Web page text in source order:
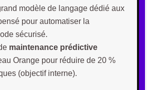
modèle de langage dédié aux
pour automatiser la
sécurisé.
maintenance prédictive
Orange pour réduire de 20 %
(objectif interne).